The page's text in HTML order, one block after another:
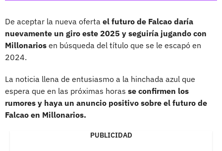
De aceptar la nueva oferta el futuro de Falcao daría
nuevamente un giro este 2025 y seguiría jugando con
Millonarios en búsqueda del título que se le escapó en
2024.
La noticia llena de entusiasmo a la hinchada azul que
espera que en las próximas horas se confirmen los
rumores y haya un anuncio positivo sobre el futuro de
Falcao en Millonarios.
PUBLICIDAD